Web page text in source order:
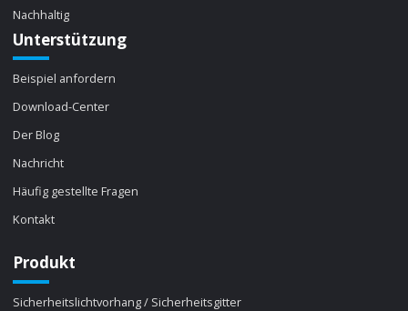
Nachhaltig
Unterstützung
Beispiel anfordern
Download-Center
Der Blog
Nachricht
Häufig gestellte Fragen
Kontakt
Produkt
Sicherheitslichtvorhang / Sicherheitsgitter